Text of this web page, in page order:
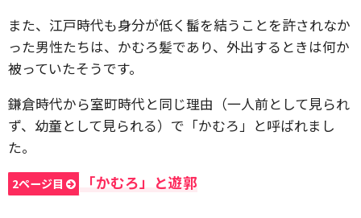
また、江戸時代も身分が低く髷を結うことを許されなか
った男性たちは、かむろ髪であり、外出するときは何か
被っていたそうです。
鎌倉時代から室町時代と同じ理由（一人前として見られ
ず、幼童として見られる）で「かむろ」と呼ばれまし
た。
2ページ目 「かむろ」と遊郭